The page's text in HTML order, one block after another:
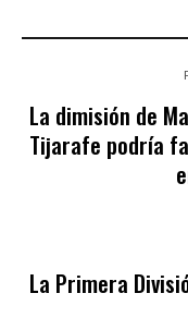
La dimisión de
Tijarafe podría
La Primera